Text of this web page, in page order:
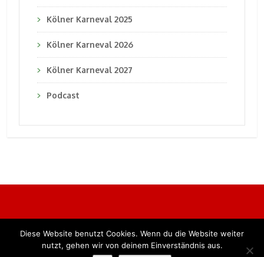
Kölner Karneval 2025
Kölner Karneval 2026
Kölner Karneval 2027
Podcast
Alle Rechte vorbehalten. BKB Verlag GmbH
Diese Website benutzt Cookies. Wenn du die Website weiter
nutzt, gehen wir von deinem Einverständnis aus.